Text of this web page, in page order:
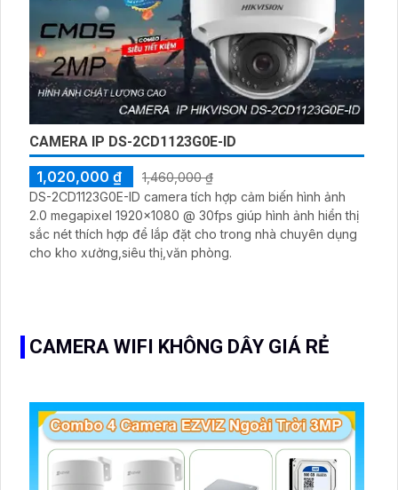
CAMERA IP DS-2CD1123G0E-ID
1,020,000 ₫
1,460,000 ₫
DS-2CD1123G0E-ID camera tích hợp cảm biến hình ảnh
2.0 megapixel 1920x1080 @ 30fps giúp hình ảnh hiển thị
sắc nét thích hợp để lắp đặt cho trong nhà chuyên dụng
cho kho xưởng,siêu thị,văn phòng.
CAMERA WIFI KHÔNG DÂY GIÁ RẺ